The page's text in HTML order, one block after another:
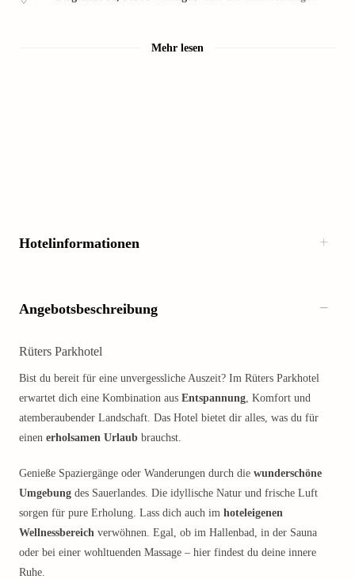
Mehr lesen
Hotelinformationen
Angebotsbeschreibung
Rüters Parkhotel
Bist du bereit für eine unvergessliche Auszeit? Im Rüters Parkhotel
erwartet dich eine Kombination aus Entspannung, Komfort und
atemberaubender Landschaft. Das Hotel bietet dir alles, was du für
einen erholsamen Urlaub brauchst.
Genieße Spaziergänge oder Wanderungen durch die wunderschöne
Umgebung des Sauerlandes. Die idyllische Natur und frische Luft
sorgen für pure Erholung. Lass dich auch im hoteleigenen
Wellnessbereich verwöhnen. Egal, ob im Hallenbad, in der Sauna
oder bei einer wohltuenden Massage – hier findest du deine innere
Ruhe.